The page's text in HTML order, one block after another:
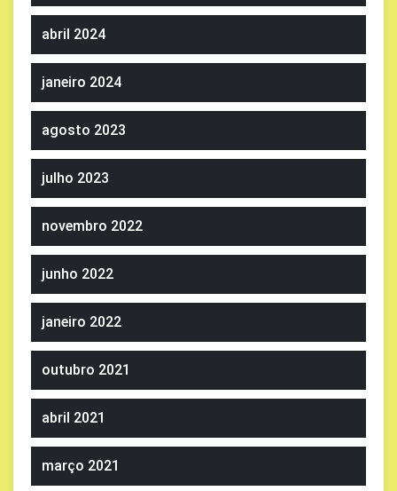
abril 2024
janeiro 2024
agosto 2023
julho 2023
novembro 2022
junho 2022
janeiro 2022
outubro 2021
abril 2021
março 2021